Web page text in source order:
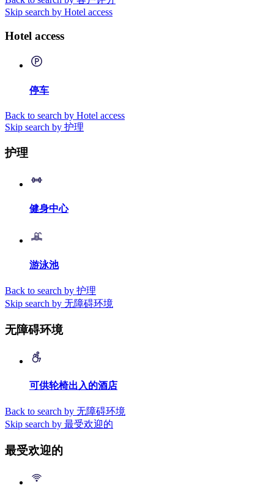
Skip search by Hotel access
Hotel access
停车
Back to search by Hotel access
Skip search by 护理
护理
健身中心
游泳池
Back to search by 护理
Skip search by 无障碍环境
无障碍环境
可供轮椅出入的酒店
Back to search by 无障碍环境
Skip search by 最受欢迎的
最受欢迎的